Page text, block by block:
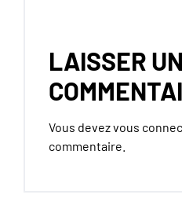
LAISSER UN
Vous devezvous
commentaire.